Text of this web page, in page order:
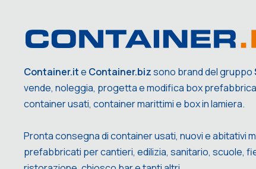
Container.ite Container.bizsono brand del gruppo
vende, noleggia, progetta e modifica box
container usati, container marittimi e box in lamiera.
Pronta consegna di container usati, nuovi e abitativi
prefabbricati per cantieri, edilizia, sanitario, scuole,